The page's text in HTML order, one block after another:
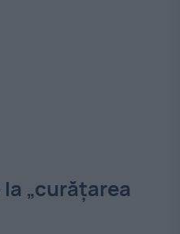
„curățarea